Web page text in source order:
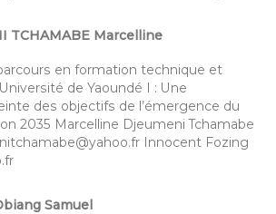
TCHAMABE Marcelline
en formation technique et
de Yaoundé I : Une
des objectifs de l’émergence du
2035 Marcelline Djeumeni Tchamabe
Innocent Fozing
Samuel